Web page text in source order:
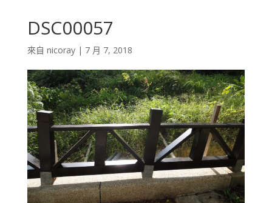
DSC00057
來自 nicoray| 7 月 7, 2018